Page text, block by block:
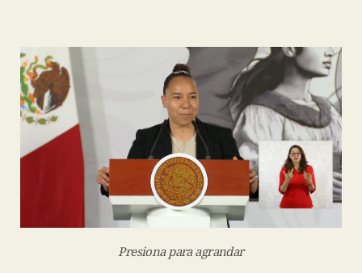
Presiona para agrandar